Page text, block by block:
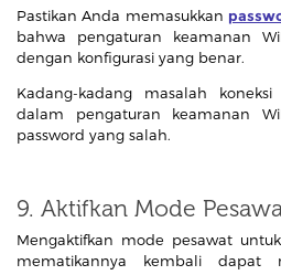
Pastikan Anda memasukkan
bahwa pengaturan keamanan
dengan konfigurasi yang benar.
Kadang-kadang masalah
dalam pengaturan keamanan
password yang salah.
9. Aktifkan Mode
Mengaktifkan mode pesawat
mematikannya kembali dapat